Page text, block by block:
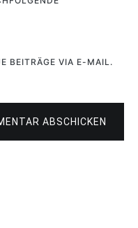
BEITRÄGE VIA E-MAIL.
ABSCHICKEN